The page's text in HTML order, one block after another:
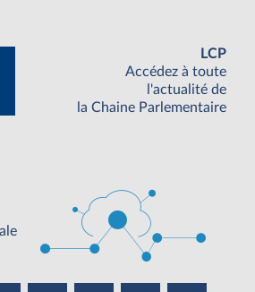
LCP
Accédez à toute
l'actualité de
la Chaine Parlementaire